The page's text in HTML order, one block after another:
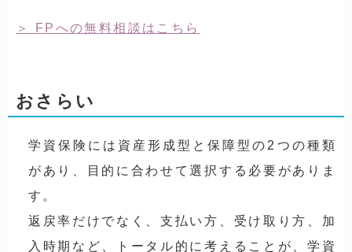
FPへの無料相談はこちら
おさらい
学資保険には資産形成型と保障型の2つの種類
があり、目的に合わせて選択する必要がありま
す。
返戻率だけでなく、支払い方、受け取り方、加
入時期など、トータル的に考えることが、学資